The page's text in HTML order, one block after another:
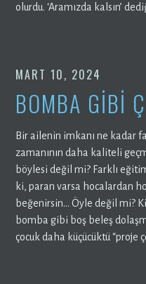
olurdu. ‘Aramızda kalsın’
MART 10, 2024
BOMBA GİBİ
Bir ailenin imkanı ne kadar
zamanının daha kaliteli
böylesi değil mi? Farklı
ki, paran varsa hocalardan
beğenirsin… Öyle değil mi?
bomba gibi boş beleş
çocuk daha küçücüktü “proje